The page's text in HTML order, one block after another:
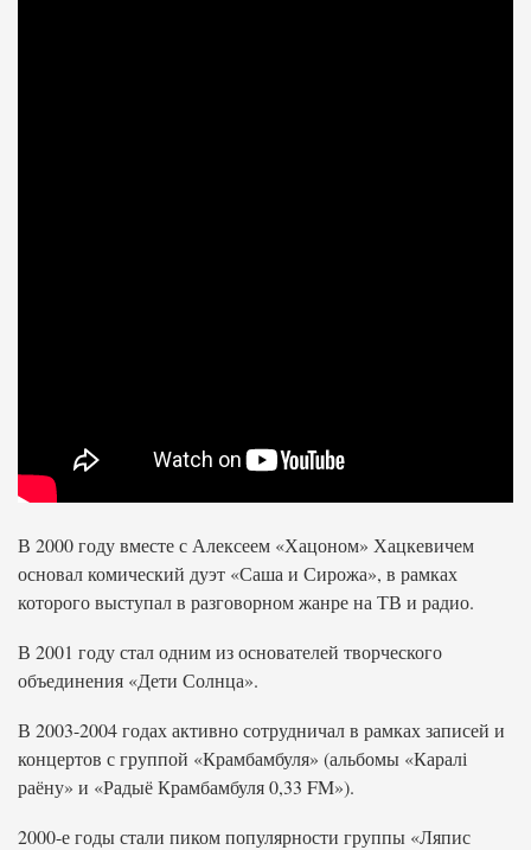
В 2000 году вместе с Алексеем «Хацоном» Хацкевичем
основал комический дуэт «Саша и Сирожа», в рамках
которого выступал в разговорном жанре на ТВ и радио.
В 2001 году стал одним из основателей творческого
объединения «Дети Солнца».
В 2003-2004 годах активно сотрудничал в рамках записей и
концертов с группой «Крамбамбуля» (альбомы «Каралі
раёну» и «Радыё Крамбамбуля 0,33 FM»).
2000-е годы стали пиком популярности группы «Ляпис